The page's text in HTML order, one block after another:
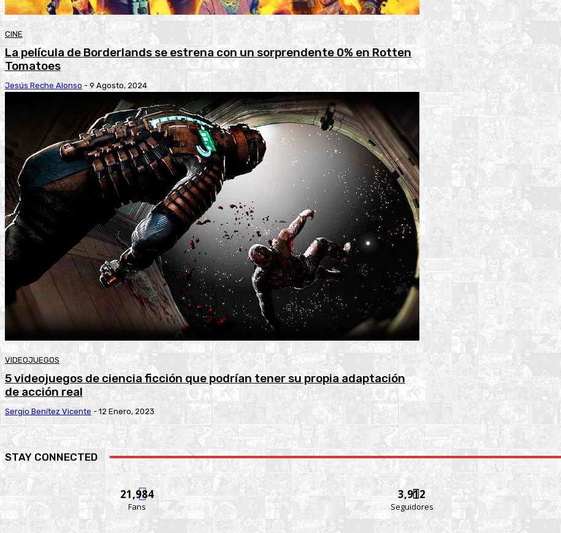
CINE
La película de Borderlands se estrena con un sorprendente 0% en Rotten
Tomatoes
Jesús Reche Alonso - 9 Agosto, 2024
VIDEOJUEGOS
5 videojuegos de ciencia ficción que podrían tener su propia adaptación
de acción real
Sergio Benítez Vicente - 12 Enero, 2023
STAY CONNECTED
21,984
Fans
3,912
Seguidores